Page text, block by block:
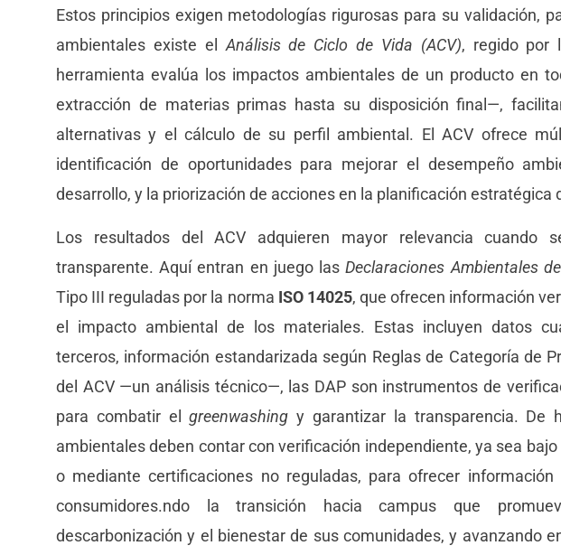
Estos principios exigen metodologías rigurosas para su validación,
ambientales existe el Análisis de Ciclo de Vida (ACV), regido por
herramienta evalúa los impactos ambientales de un producto en
extracción de materias primas hasta su disposición final—,
alternativas y el cálculo de su perfil ambiental. El ACV ofrece
identificación de oportunidades para mejorar el desempeño
desarrollo, y la priorización de acciones en la planificación estratégica
Los resultados del ACV adquieren mayor relevancia cuando
transparente. Aquí entran en juego lasDeclaraciones Ambientales
Tipo III reguladas por la norma ISO 14025, que ofrecen información
el impacto ambiental de los materiales. Estas incluyen datos
terceros, información estandarizada según Reglas de Categoría de
del ACV —un análisis técnico—, las DAP son instrumentos de
para combatir elgreenwashing y garantizar la transparencia. De
ambientales deben contar con verificación independiente, ya sea
o mediante certificaciones no reguladas, para ofrecer
consumidores.ndo la transición hacia campus que
descarbonización y el bienestar de sus comunidades, y avanzando